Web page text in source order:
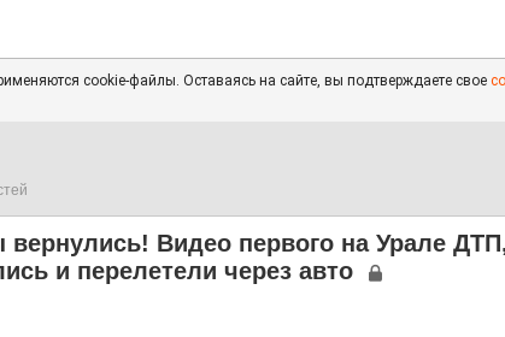
cookie-файлы. Оставаясь на сайте, вы подтверждаете свое
вернулись! Видео первого на Урале
и перелетели через авто